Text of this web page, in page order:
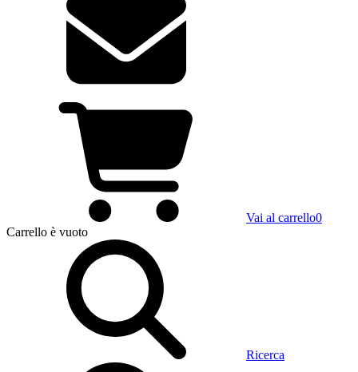
Vai al carrello0
Carrello è vuoto
Ricerca